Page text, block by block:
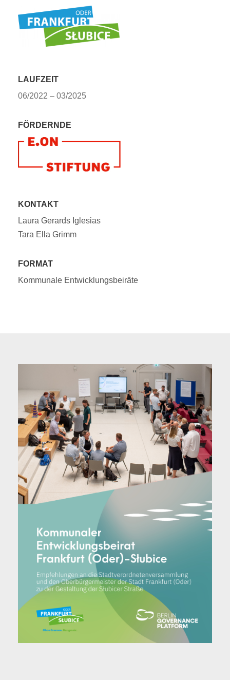
LAUFZEIT
06/2022 – 03/2025
FÖRDERNDE
KONTAKT
Laura Gerards Iglesias
Tara Ella Grimm
FORMAT
Kommunale Entwicklungsbeiräte